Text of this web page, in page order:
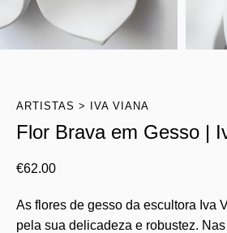
ARTISTAS IVA VIANA
Flor Brava em Gesso |
€62.00
As flores de gesso da escultora Iva
pela sua delicadeza e robustez.